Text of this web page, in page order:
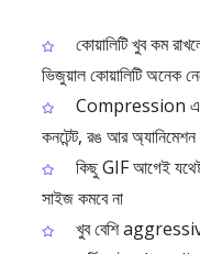
কোয়ালিটি খুব কম
ভিজুয়াল কোয়ালিটি অনেক
Compression এর
কনটেন্ট, রঙ আর
কিছু GIF আগেই
সাইজ কমবে না
খুব বেশি